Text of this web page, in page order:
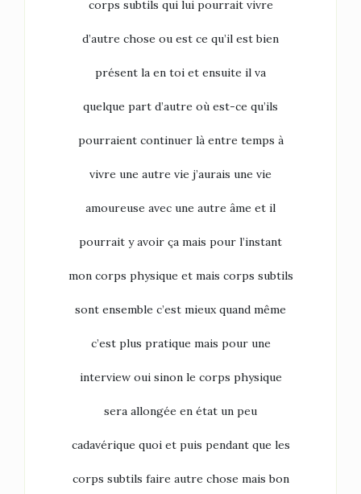
corps subtils qui lui pourrait vivre
d’autre chose ou est ce qu’il est bien
présent la en toi et ensuite il va
quelque part d’autre où est-ce qu’ils
pourraient continuer là entre temps à
vivre une autre vie j’aurais une vie
amoureuse avec une autre âme et il
pourrait y avoir ça mais pour l’instant
mon corps physique et mais corps subtils
sont ensemble c’est mieux quand même
c’est plus pratique mais pour une
interview oui sinon le corps physique
sera allongée en état un peu
cadavérique quoi et puis pendant que les
corps subtils faire autre chose mais bon